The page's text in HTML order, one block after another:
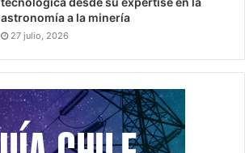
astronomía a la minería
27 julio, 2026